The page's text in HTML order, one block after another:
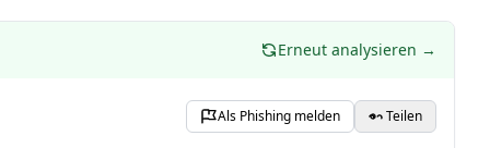
Erneut analysieren →
Als Phishing melden Teilen